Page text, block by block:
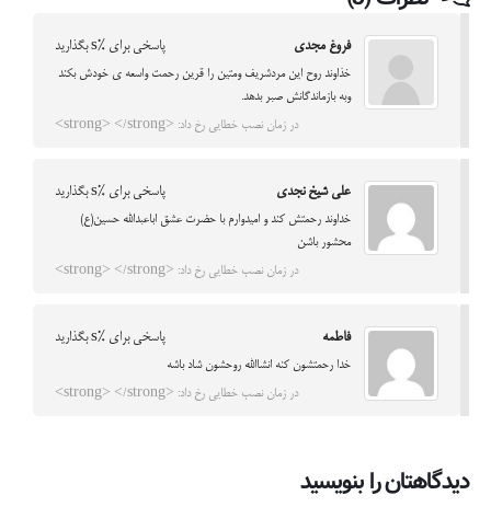
فروغ مجدی پاسخی برای %s بگذارید
خذاوند روح این مردشریف ومتین را قرین رحمت واسعه ی خودش بکند
وبه بازماندگانش صبر بدهد.
در زمان نصب خطایی رخ داد: <strong> </strong>
علی شیخ نجدی پاسخی برای %s بگذارید
خداوند رحمتش کند و امیدوارم با حضرت عشق اباعبدالله حسین(ع)
محشور باشن
در زمان نصب خطایی رخ داد: <strong> </strong>
فاطمه پاسخی برای %s بگذارید
خدا رحمتشون کنه انشاالله روحشون شاد باشه
در زمان نصب خطایی رخ داد: <strong> </strong>
دیدگاهتان را بنویسید